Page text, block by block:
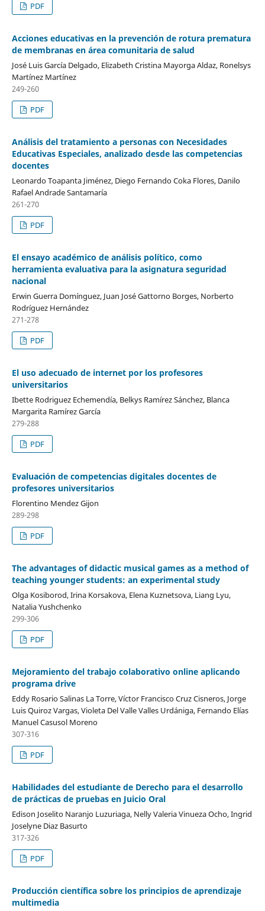
PDF
Acciones educativas en la prevención de rotura prematura
de membranas en área comunitaria de salud
José Luis García Delgado, Elizabeth Cristina Mayorga Aldaz, Ronelsys
Martínez Martínez
249-260
PDF
Análisis del tratamiento a personas con Necesidades
Educativas Especiales, analizado desde las competencias
docentes
Leonardo Toapanta Jiménez, Diego Fernando Coka Flores, Danilo
Rafael Andrade Santamaría
261-270
PDF
El ensayo académico de análisis político, como
herramienta evaluativa para la asignatura seguridad
nacional
Erwin Guerra Domínguez, Juan José Gattorno Borges, Norberto
Rodríguez Hernández
271-278
PDF
El uso adecuado de internet por los profesores
universitarios
Ibette Rodriguez Echemendía, Belkys Ramírez Sánchez, Blanca
Margarita Ramírez García
279-288
PDF
Evaluación de competencias digitales docentes de
profesores universitarios
Florentino Mendez Gijon
289-298
PDF
The advantages of didactic musical games as a method of
teaching younger students: an experimental study
Olga Kosiborod, Irina Korsakova, Elena Kuznetsova, Liang Lyu,
Natalia Yushchenko
299-306
PDF
Mejoramiento del trabajo colaborativo online aplicando
programa drive
Eddy Rosario Salinas La Torre, Víctor Francisco Cruz Cisneros, Jorge
Luis Quiroz Vargas, Violeta Del Valle Valles Urdániga, Fernando Elías
Manuel Casusol Moreno
307-316
PDF
Habilidades del estudiante de Derecho para el desarrollo
de prácticas de pruebas en Juicio Oral
Edison Joselito Naranjo Luzuriaga, Nelly Valeria Vinueza Ocho, Ingrid
Joselyne Diaz Basurto
317-326
PDF
Producción científica sobre los principios de aprendizaje
multimedia